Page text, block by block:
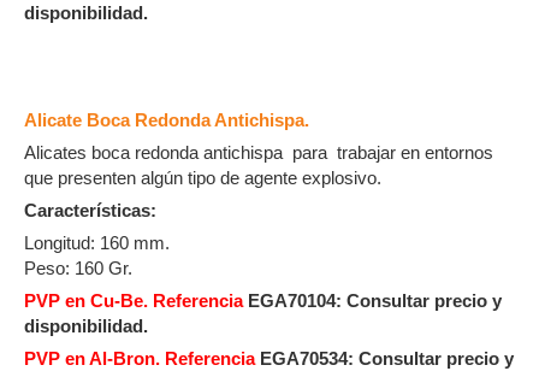
disponibilidad.
Alicate Boca Redonda Antichispa.
Alicates boca redonda antichispa para trabajar en entornos
que presenten algún tipo de agente explosivo.
Características:
Longitud: 160 mm.
Peso: 160 Gr.
PVP en Cu-Be. ReferenciaEGA70104: Consultar precio y
disponibilidad.
PVP en Al-Bron. ReferenciaEGA70534: Consultar precio y